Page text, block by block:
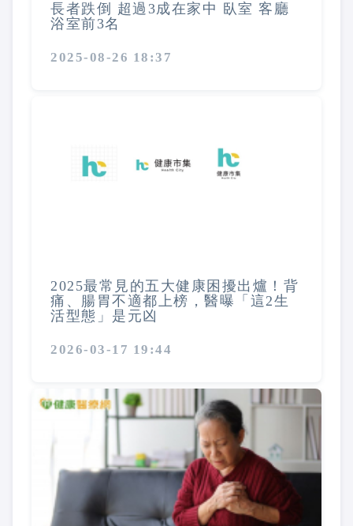
長者跌倒 超過3成在家中 臥室 客廳
浴室前3名
2025-08-26 18:37
2025最常見的五大健康困擾出爐！背
痛、腸胃不適都上榜，醫曝「這2生
活型態」是元凶
2026-03-17 19:44